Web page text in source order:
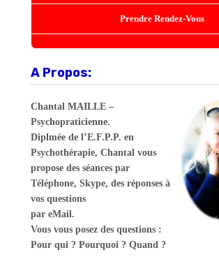
Prendre Rendez-Vous
A Propos:
Chantal MAILLE –
Psychopraticienne.
Diplmée de l’E.F.P.P. en
Psychothérapie, Chantal vous
propose des séances par
Téléphone, Skype, des réponses à
vos questions
par eMail.
Vous vous posez des questions :
Pour qui ? Pourquoi ? Quand ?